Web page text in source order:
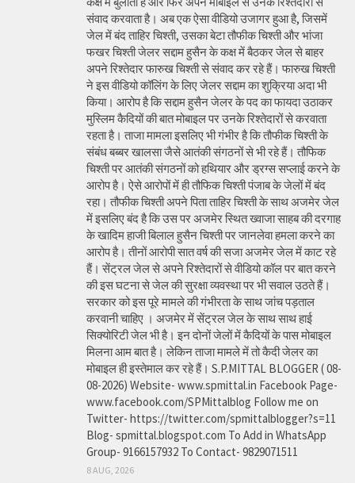
संवाद करवाता है। अब एक ऐसा वीडियो उजागर हुआ है, जिसमें
जेल में बंद ताहिर चिश्ती, उसका बेटा तौफीक चिश्ती और भांजा
फखर चिश्ती जेलर सद्दाम हुसैन के कक्ष में बैठकर जेल से बाहर
अपने रिश्तेदार फारुख चिश्ती से संवाद कर रहे हैं। फारुख चिश्ती
ने इस वीडियो कॉलिंग के लिए जेलर सद्दाम का शुक्रिया अदा भी
किया। आरोप है कि सद्दाम हुसैन जेलर के पद का फायदा उठाकर
मुस्लिम कैदियों की बात मोबाइल पर उनके रिश्तेदारों से करवाता
रहता है। ताजा मामला इसलिए भी गंभीर है कि तौफीक चिश्ती के
संबंध बब्बर खालसा जैसे आतंकी संगठनों से भी रहे हैं। तौफिक
चिश्ती पर आतंकी संगठनों को हथियार और ड्रग्स सप्लाई करने के
आरोप है। ऐसे आरोपों में ही तौफिक चिश्ती पंजाब के जेलों में बंद
रहा। तौफीक चिश्ती अपने पिता ताहिर चिश्ती के साथ अजमेर जेल
में इसलिए बंद है कि उस पर अजमेर स्थित ख्वाजा साहब की दरगाह
के खादिम हाजी बिलाल हुसैन चिश्ती पर जानलेवा हमला करने का
आरोप है। तीनों आरोपी सात वर्ष की सजा अजमेर जेल में काट रहे
हैं। सेंट्रल जेल से अपने रिश्तेदारों से वीडियो कॉल पर बात करने
की इस घटना से जेल की सुरक्षा व्यवस्था पर भी सवाल उठते हैं।
सरकार को इस पूरे मामले की गंभीरता के साथ जांच पड़ताल
करवानी चाहिए । अजमेर में सेंट्रल जेल के साथ साथ हाई
सिक्योरिटी जेल भी है। इन दोनों जेलों में कैदियों के पास मोबाइल
मिलना आम बात है। लेकिन ताजा मामले में तो कैदी जेलर का
मोबाइल ही इस्तेमाल कर रहे हैं। S.P.MITTAL BLOGGER ( 08-
08-2026) Website- www.spmittal.in Facebook Page-
www.facebook.com/SPMittalblog Follow me on
Twitter- https://twitter.com/spmittalblogger?s=11
Blog- spmittal.blogspot.com To Add in WhatsApp
Group- 9166157932 To Contact- 9829071511
8 AUG, 2026